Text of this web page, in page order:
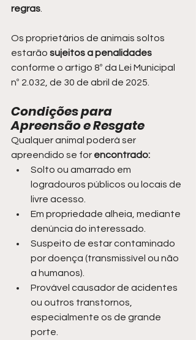
regras.
Os proprietários de animais soltos
estarão sujeitos a penalidades
conforme o artigo 8º da Lei Municipal
nº 2.032, de 30 de abril de 2025.
Condições para
Apreensão e Resgate
Qualquer animal poderá ser
apreendido se for encontrado:
Solto ou amarrado em
logradouros públicos ou locais de
livre acesso.
Em propriedade alheia, mediante
denúncia do interessado.
Suspeito de estar contaminado
por doença (transmissível ou não
a humanos).
Provável causador de acidentes
ou outros transtornos,
especialmente os de grande
porte.